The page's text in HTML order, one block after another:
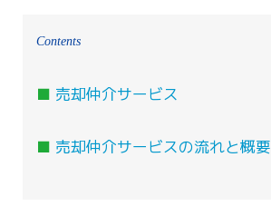
Contents
■ 売却仲介サービス
■ 売却仲介サービスの流れと概要